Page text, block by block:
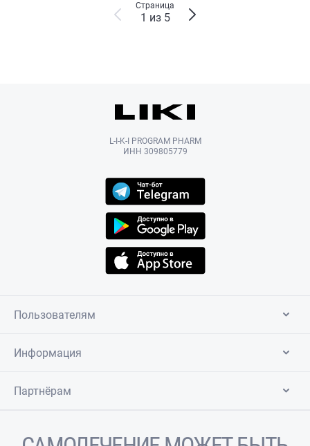
Страница
1 из 5
L-I-K-I PROGRAM PHARM
ИНН 309805779
Пользователям
Информация
Партнёрам